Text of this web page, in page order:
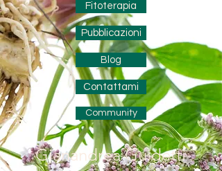
Fitoterapia
Pubblicazioni
Blog
Gianandrea Guidetti
Contattami
Community